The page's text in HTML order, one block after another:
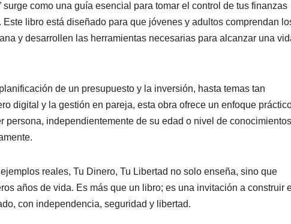
surge como una guía esencial para tomar el control de tus finanzas
Este libro está diseñado para que jóvenes y adultos comprendan
y desarrollen las herramientas necesarias para alcanzar una
planificación de un presupuesto y la inversión, hasta temas tan
digital y la gestión en pareja, esta obra ofrece un enfoque
persona, independientemente de su edad o nivel de conocimientos
reales, Tu Dinero, Tu Libertad no solo enseña, sino que
años de vida. Es más que un libro; es una invitación a construir
con independencia, seguridad y libertad.